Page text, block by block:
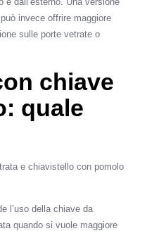
invece offrire maggiore
sulle porte vetrate o
chiave
quale
e chiavistello con pomolo
l’uso della chiave da
quando si vuole maggiore